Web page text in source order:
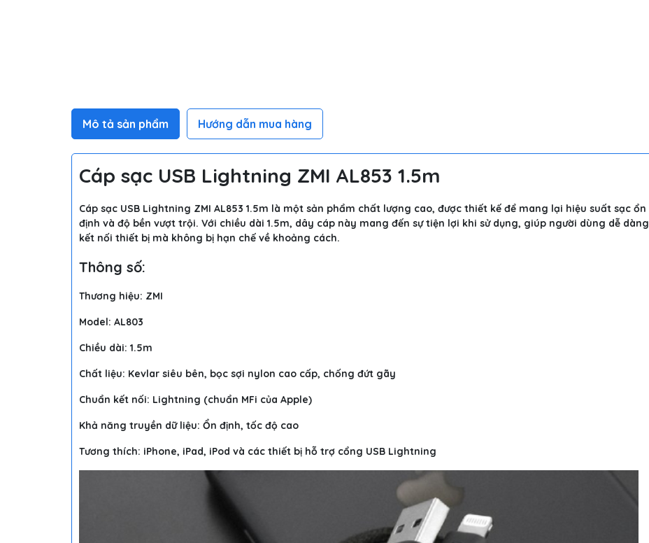
Mô tả sản phẩm Hướng dẫn mua hàng
Cáp sạc USB Lightning ZMI AL853 1.5m
Cáp sạc USB Lightning ZMI AL853 1.5m là một sản phẩm chất lượng cao, được thiết kế để mang lại hiệu suất sạc ổn
định và độ bền vượt trội. Với chiều dài 1.5m, dây cáp này mang đến sự tiện lợi khi sử dụng, giúp người dùng dễ dàng
kết nối thiết bị mà không bị hạn chế về khoảng cách.
Thông số:
Thương hiệu: ZMI
Model: AL803
Chiều dài: 1.5m
Chất liệu: Kevlar siêu bên, bọc sợi nylon cao cấp, chống đứt gãy
Chuẩn kết nối: Lightning (chuẩn MFi của Apple)
Khả năng truyền dữ liệu: Ổn định, tốc độ cao
Tương thích: iPhone, iPad, iPod và các thiết bị hỗ trợ cổng USB Lightning